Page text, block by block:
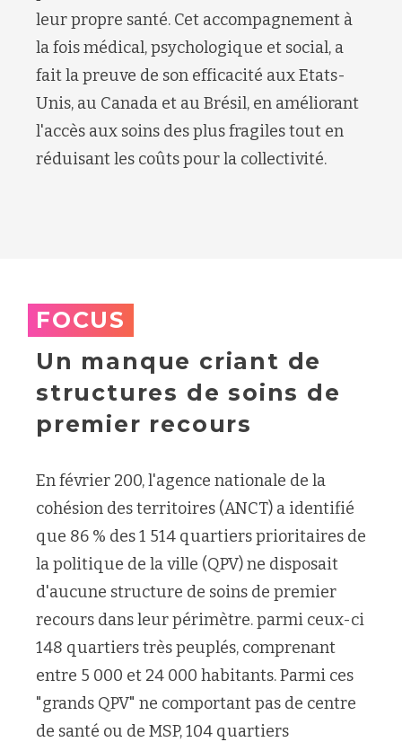
leur propre santé. Cet accompagnement à
la fois médical, psychologique et social, a
fait la preuve de son efficacité aux Etats-
Unis, au Canada et au Brésil, en améliorant
l'accès aux soins des plus fragiles tout en
réduisant les coûts pour la collectivité.
FOCUS
Un manque criant de
structures de soins de
premier recours
En février 200, l'agence nationale de la
cohésion des territoires (ANCT) a identifié
que 86 % des 1 514 quartiers prioritaires de
la politique de la ville (QPV) ne disposait
d'aucune structure de soins de premier
recours dans leur périmètre. parmi ceux-ci
148 quartiers très peuplés, comprenant
entre 5 000 et 24 000 habitants. Parmi ces
"grands QPV" ne comportant pas de centre
de santé ou de MSP, 104 quartiers